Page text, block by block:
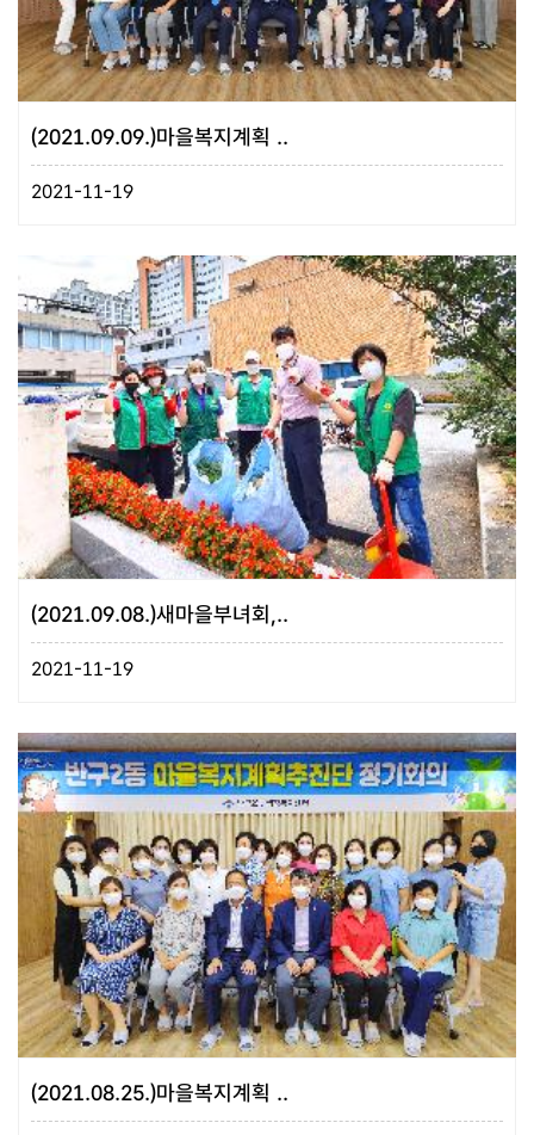
(2021.09.09.)마을복지계획 ..
2021-11-19
(2021.09.08.)새마을부녀회,..
2021-11-19
(2021.08.25.)마을복지계획 ..